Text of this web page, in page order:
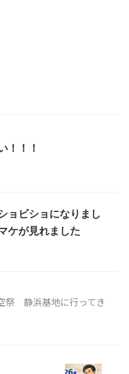
！！！
ョビショになりまし
ケが見れました
祭 静浜基地に行ってき